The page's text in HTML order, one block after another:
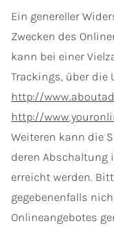
Ein genereller
Zwecken des
kann bei einer
Trackings, über die
http://
http://
Weiteren kann die
deren Abschaltung
erreicht werden.
gegebenenfalls
Onlineangebotes